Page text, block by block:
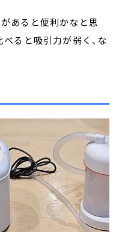
あると便利かなと思
べると吸引力が弱く、な